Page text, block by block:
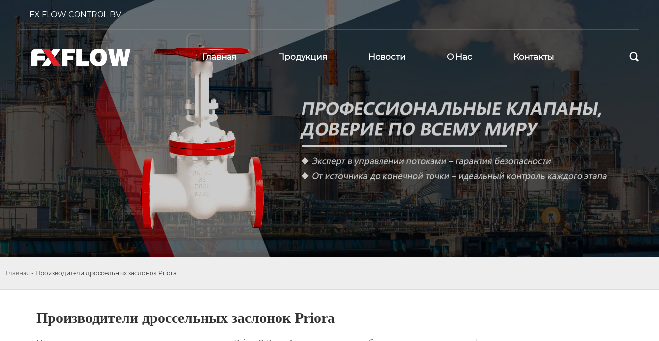
FX FLOW CONTROL BV
Главная Продукция Новости О Нас Контакты 
Главная - Производители дроссельных заслонок Priora
Производители дроссельных заслонок Priora